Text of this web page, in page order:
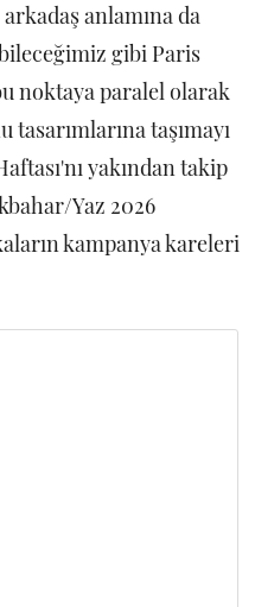
anlamına da
gibi Paris
noktaya paralel olarak
taşımayı
yakından takip
Yaz 2026
kampanya kareleri